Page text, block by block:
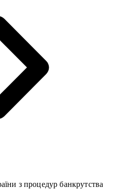
з процедур банкрутства